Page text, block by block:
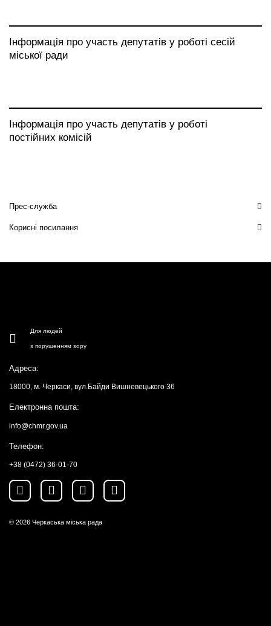
Інформація про участь депутатів у роботі сесій
міської ради
Інформація про участь депутатів у роботі
постійних комісій
Прес-служба
Корисні посилання
Для людей
з порушенням зору
Адреса:
18000, м. Черкаси, вул.Байди Вишневецького 36
Електронна пошта:
info@chmr.gov.ua
Телефон:
+38 (0472) 36-01-70
© 2026 Черкаська міська рада